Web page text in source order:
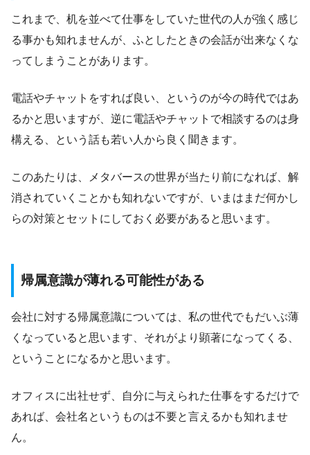
これまで、机を並べて仕事をしていた世代の人が強く感じ
る事かも知れませんが、ふとしたときの会話が出来なくな
ってしまうことがあります。
電話やチャットをすれば良い、というのが今の時代ではあ
るかと思いますが、逆に電話やチャットで相談するのは身
構える、という話も若い人から良く聞きます。
このあたりは、メタバースの世界が当たり前になれば、解
消されていくことかも知れないですが、いまはまだ何かし
らの対策とセットにしておく必要があると思います。
帰属意識が薄れる可能性がある
会社に対する帰属意識については、私の世代でもだいぶ薄
くなっていると思います、それがより顕著になってくる、
ということになるかと思います。
オフィスに出社せず、自分に与えられた仕事をするだけで
あれば、会社名というものは不要と言えるかも知れませ
ん。